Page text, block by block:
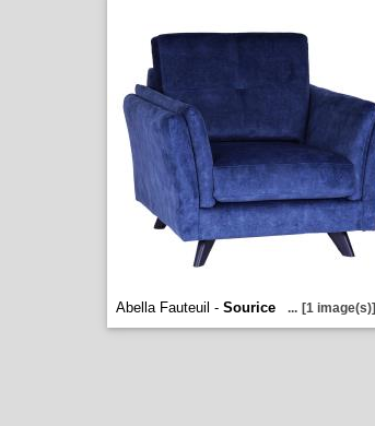
Abella Fauteuil - Sourice ... [1 image(s)]